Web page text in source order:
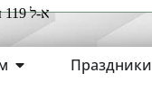
Теилим на сегодня - 25 Ава: главы 119 א-ל
Праздники